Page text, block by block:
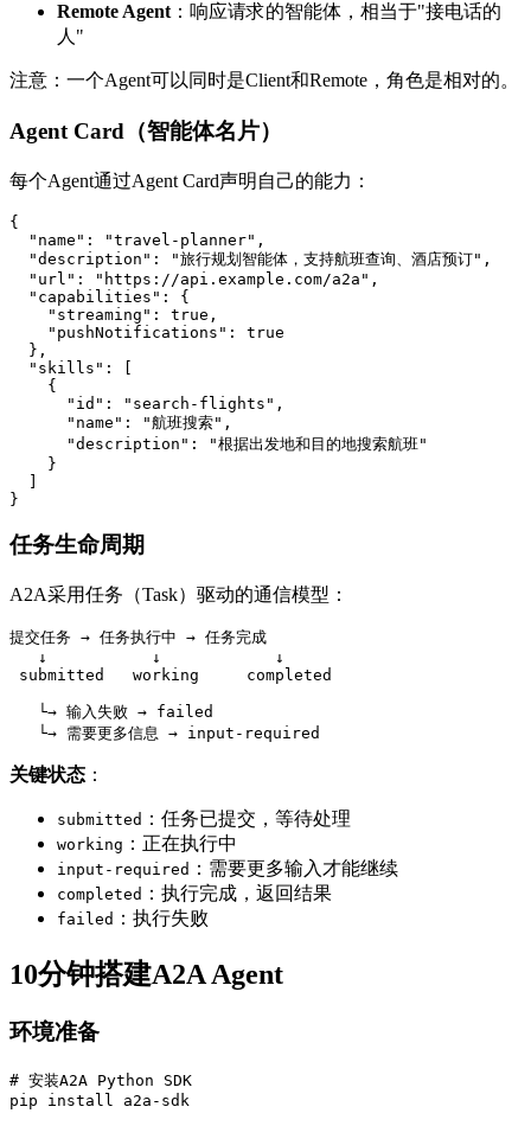
Remote Agent ：响应请求的智能体，相当于"接电话的
人"
注意：一个Agent可以同时是Client和Remote，角色是相对的。
Agent Card（智能体名片）
每个Agent通过Agent Card声明自己的能力：
{
  "name": "travel-planner",
  "description": "旅行规划智能体，支持航班查询、酒店预订",
  "url": "https://api.example.com/a2a",
  "capabilities": {
    "streaming": true,
    "pushNotifications": true
  },
  "skills": [
    {
      "id": "search-flights",
      "name": "航班搜索",
      "description": "根据出发地和目的地搜索航班"
    }
  ]
}
任务生命周期
A2A采用任务（Task）驱动的通信模型：
提交任务 → 任务执行中 → 任务完成
   ↓           ↓            ↓
submitted   working     completed
   └→ 输入失败 → failed
   └→ 需要更多信息 → input-required
关键状态 ：
submitted ：任务已提交，等待处理
working ：正在执行中
input-required ：需要更多输入才能继续
completed ：执行完成，返回结果
failed ：执行失败
10分钟搭建A2A Agent
环境准备
# 安装A2A Python SDK
pip install a2a-sdk